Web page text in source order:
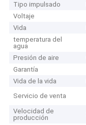
Tipo impulsado
Voltaje
Vida
temperatura del
agua
Presión de aire
Garantía
Vida de la vida
Servicio de venta
Velocidad de
producción